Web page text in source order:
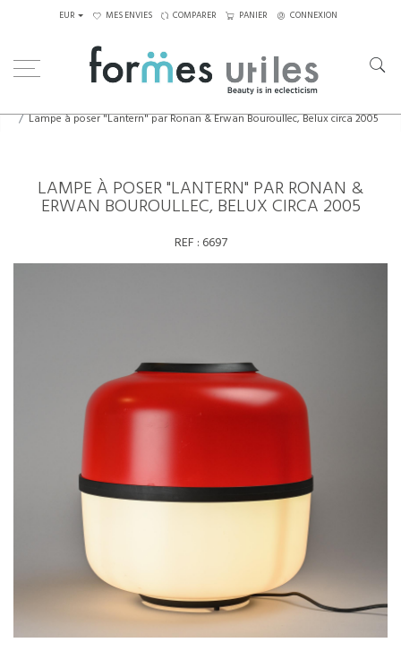
EUR MES ENVIES COMPARER PANIER CONNEXION
Lampe à poser "Lantern" par Ronan & Erwan Bouroullec, Belux circa 2005
LAMPE À POSER "LANTERN" PAR RONAN &
ERWAN BOUROULLEC, BELUX CIRCA 2005
REF : 6697